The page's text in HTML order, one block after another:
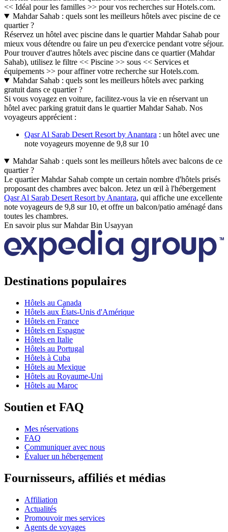
<< Idéal pour les familles >> pour vos recherches sur Hotels.com.
Mahdar Sahab : quels sont les meilleurs hôtels avec piscine de ce
quartier ?
Réservez un hôtel avec piscine dans le quartier Mahdar Sahab pour
mieux vous détendre ou faire un peu d'exercice pendant votre séjour.
Pour trouver d'autres hôtels avec piscine dans ce quartier (Mahdar
Sahab), utilisez le filtre << Piscine >> sous << Services et
équipements >> pour affiner votre recherche sur Hotels.com.
Mahdar Sahab : quels sont les meilleurs hôtels avec parking
gratuit dans ce quartier ?
Si vous voyagez en voiture, facilitez-vous la vie en réservant un
hôtel avec parking gratuit dans le quartier Mahdar Sahab. Nos
voyageurs apprécient :
Qasr Al Sarab Desert Resort by Anantara : un hôtel avec une
note voyageurs moyenne de 9,8 sur 10
Mahdar Sahab : quels sont les meilleurs hôtels avec balcons de ce
quartier ?
Le quartier Mahdar Sahab compte un certain nombre d'hôtels prisés
proposant des chambres avec balcon. Jetez un œil à l'hébergement
Qasr Al Sarab Desert Resort by Anantara, qui affiche une excellente
note voyageurs de 9,8 sur 10, et offre un balcon/patio aménagé dans
toutes les chambres.
En savoir plus sur Mahdar Bin Usayyan
Destinations populaires
Hôtels au Canada
Hôtels aux États-Unis d'Amérique
Hôtels en France
Hôtels en Espagne
Hôtels en Italie
Hôtels au Portugal
Hôtels à Cuba
Hôtels au Mexique
Hôtels au Royaume-Uni
Hôtels au Maroc
Soutien et FAQ
Mes réservations
FAQ
Communiquer avec nous
Évaluer un hébergement
Fournisseurs, affiliés et médias
Affiliation
Actualités
Promouvoir mes services
Agents de voyages